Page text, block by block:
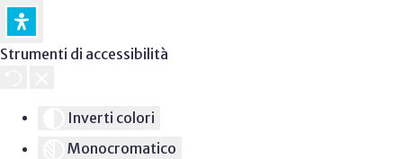
Strumenti di accessibilità
Inverti colori
Monocromatico